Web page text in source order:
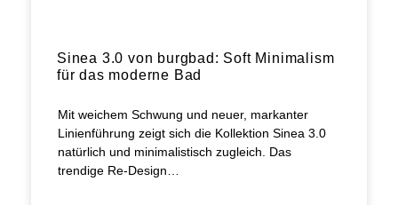
Sinea 3.0 von burgbad: Soft Minimalism
für das moderne Bad
Mit weichem Schwung und neuer, markanter
Linienführung zeigt sich die Kollektion Sinea 3.0
natürlich und minimalistisch zugleich. Das
trendige Re-Design…